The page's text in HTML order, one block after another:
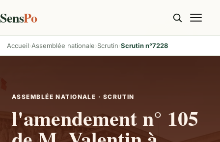
SensPo
Accueil Assemblée nationale Scrutin Scrutin n°7228
ASSEMBLÉE NATIONALE · SCRUTIN
l'amendement n° 105